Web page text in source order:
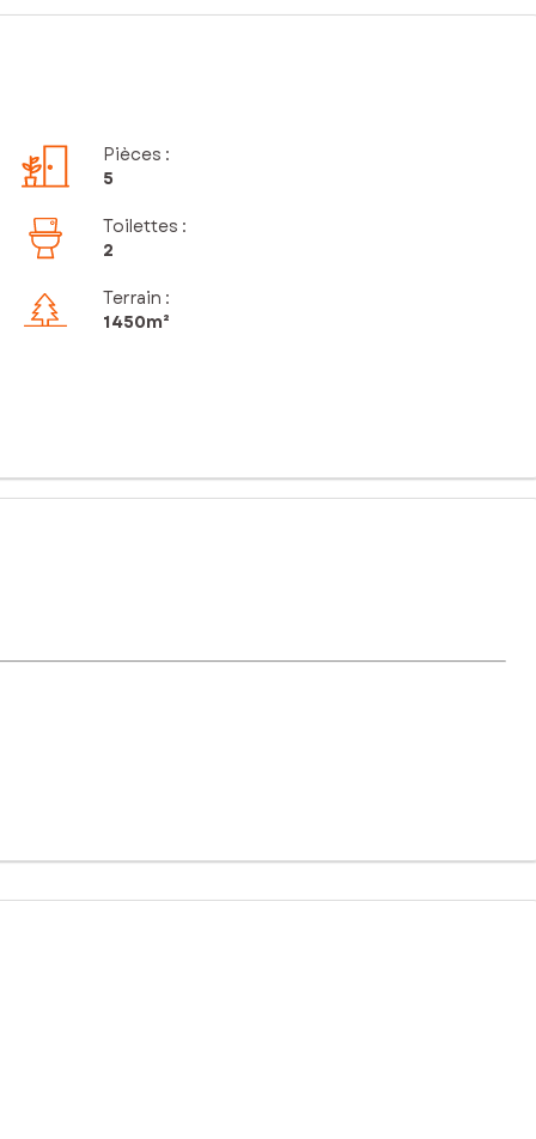
Pièces :
5
Toilettes :
2
Terrain :
1 450m²
lumineuse, implantée au calme, dans un secteur
ouest, la grande cuisine dinatoire aménagée et équipée, une